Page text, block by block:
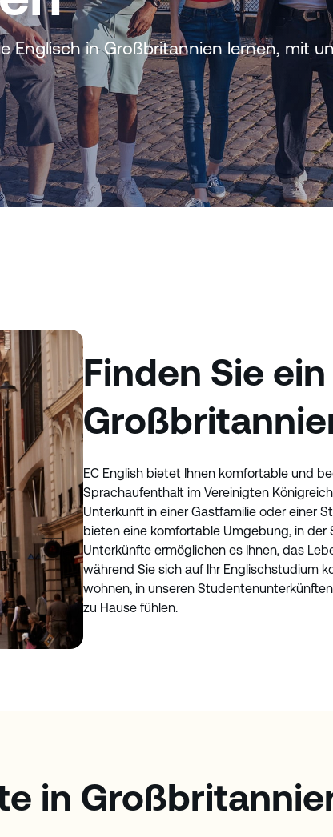
Englisch in Großbritannien lernen, mit
Finden Sie
EC English bietet Ihnen komfortable und
Sprachaufenthalt im Vereinigten
Unterkunft in einer Gastfamilie oder einer
bieten eine komfortable Umgebung, in der
Unterkünfte ermöglichen es Ihnen, das
während Sie sich auf Ihr Englischstudium
wohnen, in unseren
zu Hause fühlen.
in